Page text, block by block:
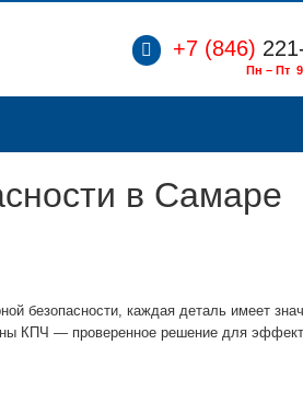
+7 (846)
Пн – Пт
в Самаре
безопасности, каждая деталь имеет
КПЧ — проверенное решение для